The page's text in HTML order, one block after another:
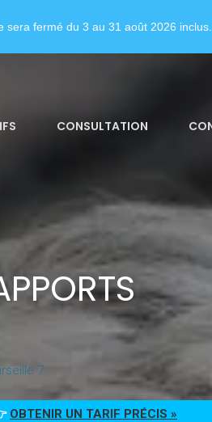
CONSULTATION
7
OBTENIR UN TARIF PRÉCIS »
fermé du 3 au 31 août 2026